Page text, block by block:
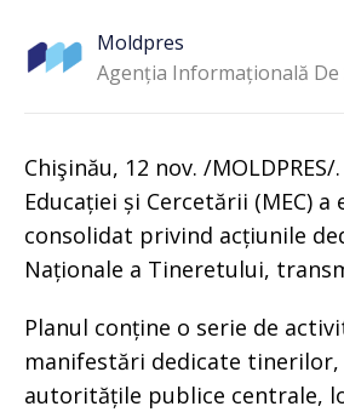
Moldpres
Agenția Informațională De
Chişinău, 12 nov. /
Educației și Cercetării (MEC)
consolidat privind acțiunile
Naționale a Tineretului,
Planul conține o serie de
manifestări dedicate tinerilor,
autoritățile publice centrale,